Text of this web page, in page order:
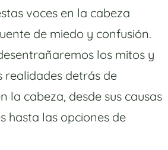
voces en la cabeza
de miedo y confusión.
los mitos y
realidades detrás de
la cabeza, desde sus causas
hasta las opciones de